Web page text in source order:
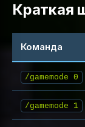
Краткая
Команда
/gamemode 0
/gamemode 1